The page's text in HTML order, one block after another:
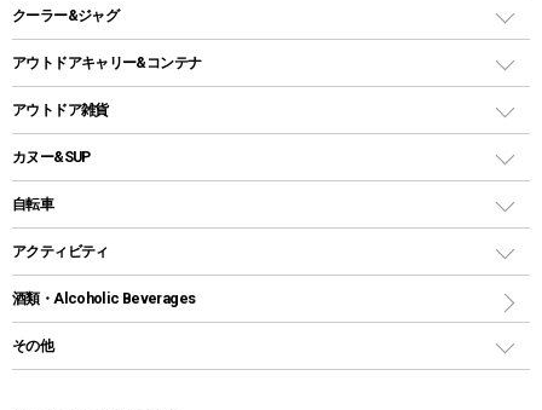
自立式タープ
パラソル
テントアクセサリー
ペグ
グランドシート
ガイドロープ
ツール
ヘッドライト
キャンドル
ガストーチ、ライター
卓上タイプグリル
パーティータイプグリル
鉄板、アミ
焚き火台&ストーブ
火起こし
バーベキューツール
ホットサンドメーカー
クッカーセット
シェラカップ
クッキングツール
ナイフ
カトラリー
ステンレスボトル
コップ付きタイプ
ワンタッチタイプ
プラスチックボトル
ディズニーボトル
クーラー&ジャグ
クーラーボックス
クーラーバッグ
ウォータージャグ
保冷剤
アウトドアキャリー&コンテナ
アウトドアキャリー
アウトドア雑貨
バックパック&バッグ
リュック、バックパック
トートバッグ、サコッシュ
ショッピングキャリー
その他アウトドア雑貨
カヌー&SUP
インフレータブル
カヤック
パドル
自転車
折りたたみ自転車
スポーツサイクル
シティサイクル
アクティビティ
マリン
ラッシュガード
酒類・Alcoholic Beverages
その他